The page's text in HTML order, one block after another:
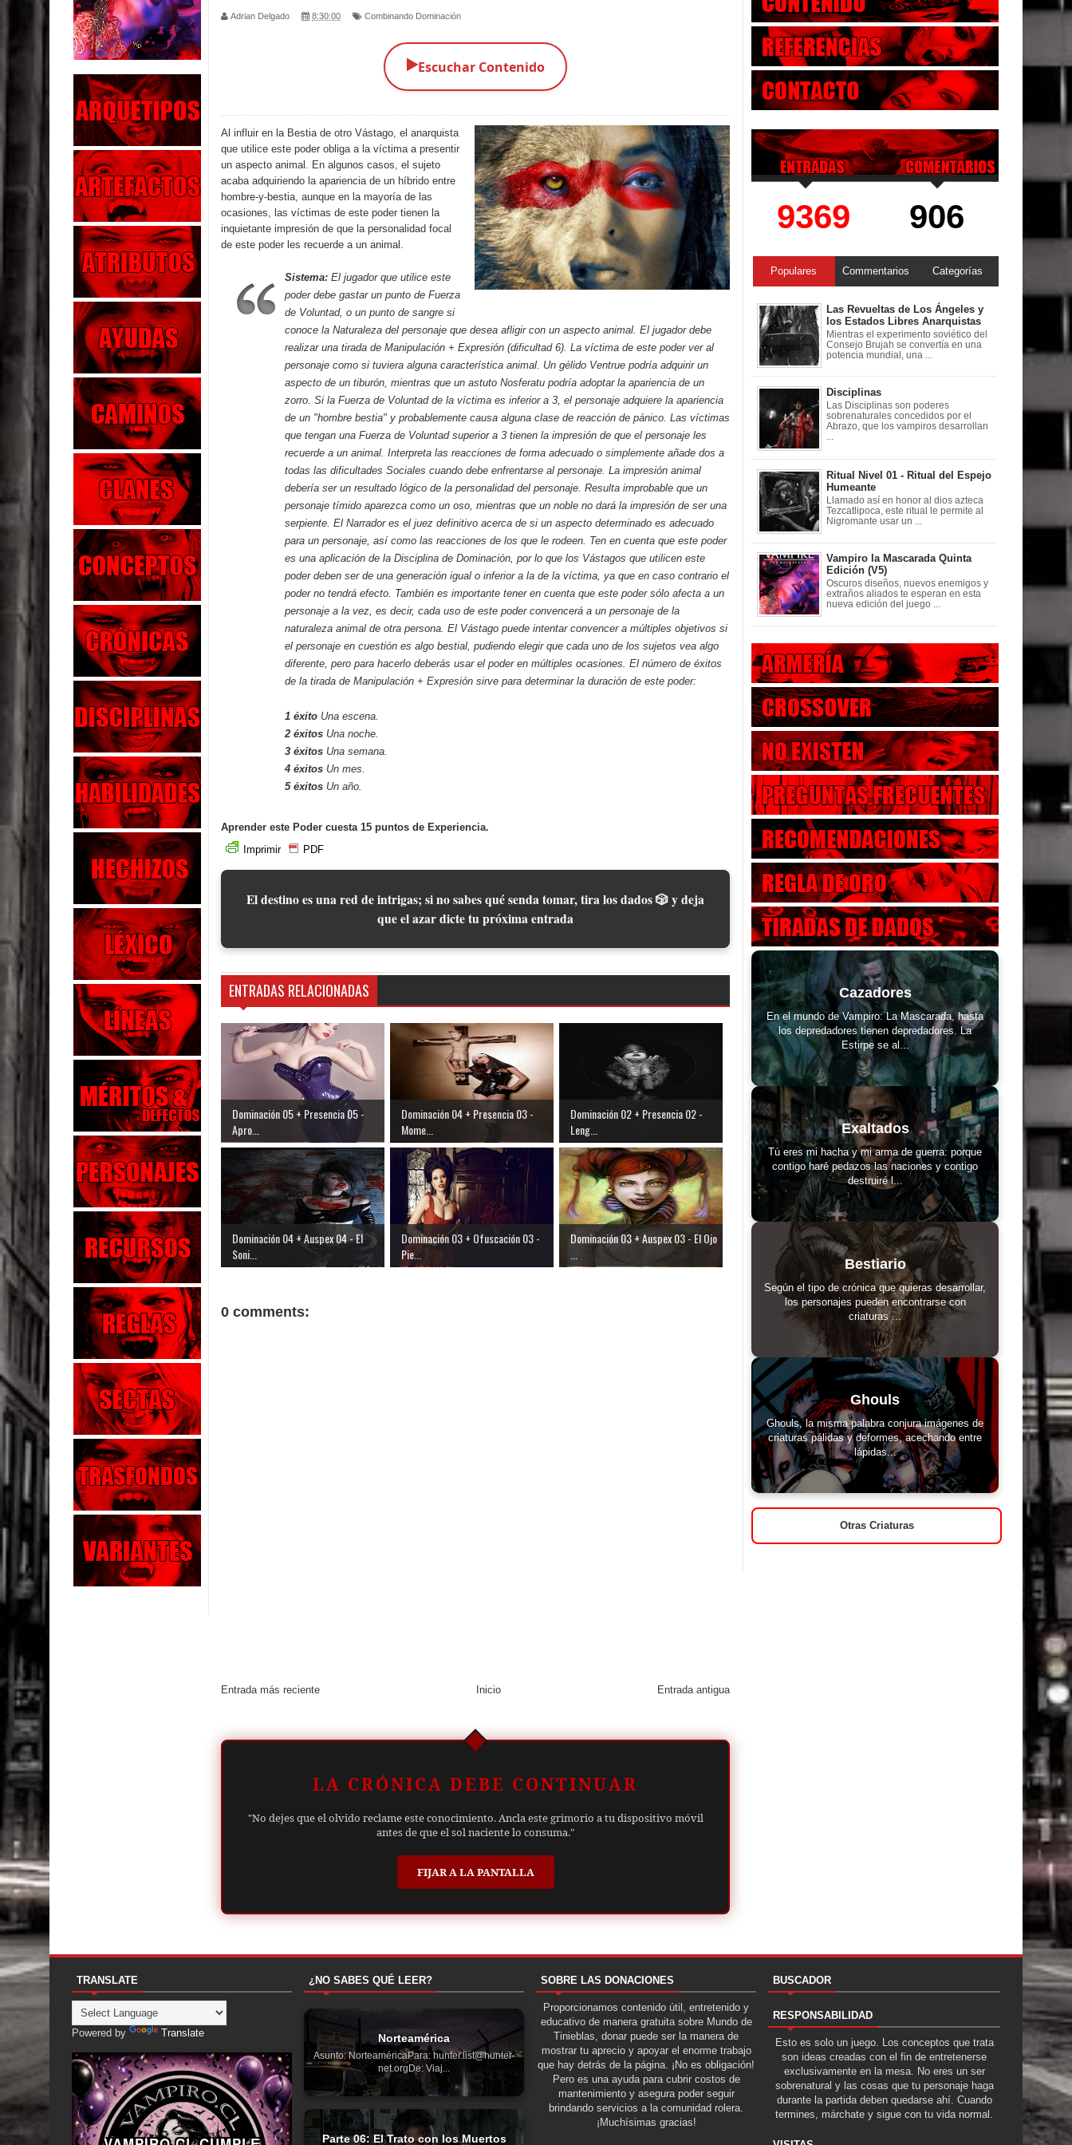
Parte 04: Oídos Sordos
Parte 03: La Traición
Parte 02: Vuelve el Hijo Prodigo
Parte 01: El Comienzo
Parte 01: El Enemigo Interior
Exaltados y Muertos Vivientes
Los Muertos se Levantan (Relato)
Los Monstruos más Buscados
Parte 09: Los Muertos Cuentan Cuentos
Adrian Delgado 8:30:00 Combinando Dominación
▶️Escuchar Contenido
Al influir en la Bestia de otro Vástago, el anarquista
que utilice este poder obliga a la víctima a presentir
un aspecto animal. En algunos casos, el sujeto
acaba adquiriendo la apariencia de un híbrido entre
hombre-y-bestia, aunque en la mayoría de las
ocasiones, las víctimas de este poder tienen la
inquietante impresión de que la personalidad focal
de este poder les recuerde a un animal.
Sistema: El jugador que utilice este
poder debe gastar un punto de Fuerza
de Voluntad, o un punto de sangre si
conoce la Naturaleza del personaje que desea afligir con un aspecto animal. El jugador debe
realizar una tirada de Manipulación + Expresión (dificultad 6). La víctima de este poder ver al
personaje como si tuviera alguna característica animal. Un gélido Ventrue podría adquirir un
aspecto de un tiburón, mientras que un astuto Nosferatu podría adoptar la apariencia de un
zorro. Si la Fuerza de Voluntad de la víctima es inferior a 3, el personaje adquiere la apariencia
de un "hombre bestia" y probablemente causa alguna clase de reacción de pánico. Las víctimas
que tengan una Fuerza de Voluntad superior a 3 tienen la impresión de que el personaje les
recuerde a un animal. Interpreta las reacciones de forma adecuado o simplemente añade dos a
todas las dificultades Sociales cuando debe enfrentarse al personaje. La impresión animal
debería ser un resultado lógico de la personalidad del personaje. Resulta improbable que un
personaje tímido aparezca como un oso, mientras que un noble no dará la impresión de ser una
serpiente. El Narrador es el juez definitivo acerca de si un aspecto determinado es adecuado
para un personaje, así como las reacciones de los que le rodeen. Ten en cuenta que este poder
es una aplicación de la Disciplina de Dominación, por lo que los Vástagos que utilicen este
poder deben ser de una generación igual o inferior a la de la víctima, ya que en caso contrario el
poder no tendrá efecto. También es importante tener en cuenta que este poder sólo afecta a un
personaje a la vez, es decir, cada uso de este poder convencerá a un personaje de la
naturaleza animal de otra persona. El Vástago puede intentar convencer a múltiples objetivos si
el personaje en cuestión es algo bestial, pudiendo elegir que cada uno de los sujetos vea algo
diferente, pero para hacerlo deberás usar el poder en múltiples ocasiones. El número de éxitos
de la tirada de Manipulación + Expresión sirve para determinar la duración de este poder:
1 éxito Una escena.
2 éxitos Una noche.
3 éxitos Una semana.
4 éxitos Un mes.
5 éxitos Un año.
Aprender este Poder cuesta 15 puntos de Experiencia.
Imprimir
PDF
El destino es una red de intrigas; si no sabes qué senda tomar, tira los dados 🎲 y deja
que el azar dicte tu próxima entrada
ENTRADAS RELACIONADAS
Dominación 05 + Presencia 05 -
Apro...
Dominación 04 + Presencia 03 -
Mome...
Dominación 02 + Presencia 02 -
Leng...
Dominación 04 + Auspex 04 - El
Soni...
Dominación 03 + Ofuscación 03 -
Pie...
Dominación 03 + Auspex 03 - El Ojo
0 comments:
Entrada más reciente Entrada antigua
Inicio
LA CRÓNICA DEBE CONTINUAR
"No dejes que el olvido reclame este conocimiento. Ancla este grimorio a tu dispositivo móvil
antes de que el sol naciente lo consuma."
FIJAR A LA PANTALLA
9369 906
Populares Commentarios Categorías
Las Revueltas de Los Ángeles y
los Estados Libres Anarquistas
Mientras el experimento soviético del
Consejo Brujah se convertía en una
potencia mundial, una ...
Disciplinas
Las Disciplinas son poderes
sobrenaturales concedidos por el
Abrazo, que los vampiros desarrollan
Ritual Nivel 01 - Ritual del Espejo
Humeante
Llamado así en honor al dios azteca
Tezcatlipoca, este ritual le permite al
Nigromante usar un ...
Vampiro la Mascarada Quinta
Edición (V5)
Oscuros diseños, nuevos enemigos y
extraños aliados te esperan en esta
nueva edición del juego ...
Cazadores
En el mundo de Vampiro: La Mascarada, hasta
los depredadores tienen depredadores. La
Estirpe se al...
Exaltados
Tú eres mi hacha y mi arma de guerra: porque
contigo haré pedazos las naciones y contigo
destruiré l...
Bestiario
Según el tipo de crónica que quieras desarrollar,
los personajes pueden encontrarse con
criaturas ...
Ghouls
Ghouls, la misma palabra conjura imágenes de
criaturas pálidas y deformes, acechando entre
lápidas...
Otras Criaturas
TRANSLATE
Powered by Translate
¿NO SABES QUÉ LEER?
Norteamérica
Asunto: NorteaméricaPara: hunter.list@hunter-
net.orgDe: Viaj...
Parte 06: El Trato con los Muertos
SOBRE LAS DONACIONES
Proporcionamos contenido útil, entretenido y
educativo de manera gratuita sobre Mundo de
Tinieblas, donar puede ser la manera de
mostrar tu aprecio y apoyar el enorme trabajo
que hay detrás de la página. ¡No es obligación!
Pero es una ayuda para cubrir costos de
mantenimiento y asegura poder seguir
brindando servicios a la comunidad rolera.
¡Muchísimas gracias!
BUSCADOR
RESPONSABILIDAD
Esto es solo un juego. Los conceptos que trata
son ideas creadas con el fin de entretenerse
exclusivamente en la mesa. No eres un ser
sobrenatural y las cosas que tu personaje haga
durante la partida deben quedarse ahí. Cuando
termines, márchate y sigue con tu vida normal.